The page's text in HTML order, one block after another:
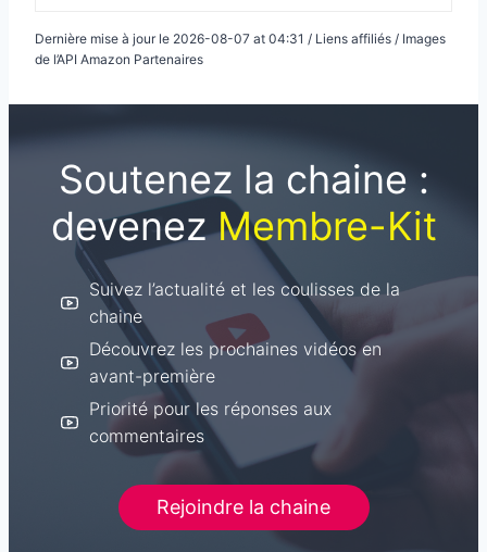
Dernière mise à jour le 2026-08-07 at 04:31 / Liens affiliés / Images
de l’API Amazon Partenaires
Soutenez la chaine :
devenezMembre-Kit
Suivez l’actualité et les coulisses de la
chaine
Découvrez les prochaines vidéos en
avant-première
Priorité pour les réponses aux
commentaires
Rejoindre la chaine